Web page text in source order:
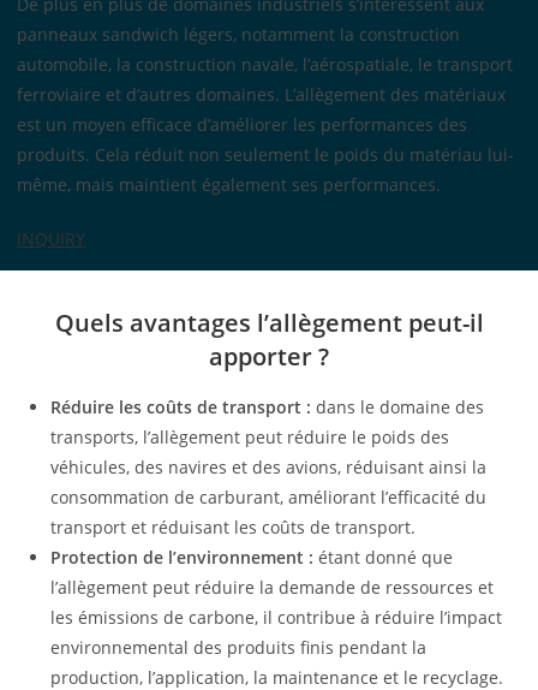
panneaux sandwich légers, notamment la construction
automobile, la construction navale, l’aérospatiale, le transport
ferroviaire et d’autres domaines. L’allègement des matériaux
est un moyen efficace d’améliorer les performances des
produits. Cela réduit non seulement le poids du matériau lui-
même, mais maintient également ses performances.
INQUIRY
Quels avantages l’allègement peut-il
apporter ?
Réduire les coûts de transport : dans le domaine des
transports, l’allègement peut réduire le poids des
véhicules, des navires et des avions, réduisant ainsi la
consommation de carburant, améliorant l’efficacité du
transport et réduisant les coûts de transport.
Protection de l’environnement : étant donné que
l’allègement peut réduire la demande de ressources et
les émissions de carbone, il contribue à réduire l’impact
environnemental des produits finis pendant la
production, l’application, la maintenance et le recyclage.